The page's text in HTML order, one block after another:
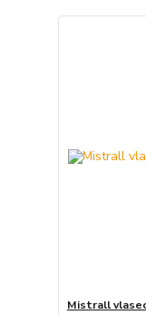
Mistrall